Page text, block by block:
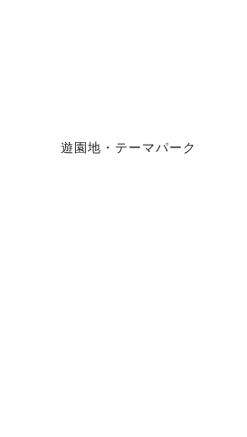
遊園地・テーマパーク